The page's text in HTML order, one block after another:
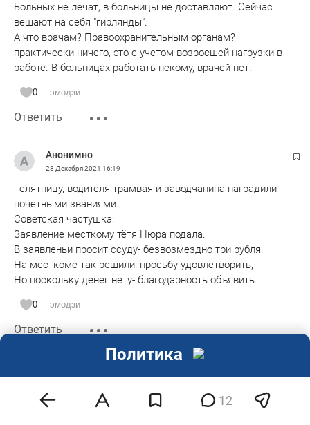
Больных не лечат, в больницы не доставляют. Сейчас
вешают на себя "гирлянды".
А что врачам? Правоохранительным органам?
практически ничего, это с учетом возросшей нагрузки в
работе. В больницах работать некому, врачей нет.
0 эмодзи
Ответить
Анонимно
28 Декабря 2021 16:19
Телятницу, водителя трамвая и заводчанина наградили
почетными званиями.
Советская частушка:
Заявление месткому тётя Нюра подала.
В заявленьи просит ссуду- безвозмездно три рубля.
На месткоме так решили: просьбу удовлетворить,
Но поскольку денег нету- благодарность объявить.
0 эмодзи
Ответить
Равиль Айдаров с заслуженной наградой Творец.Браво
12
Политика